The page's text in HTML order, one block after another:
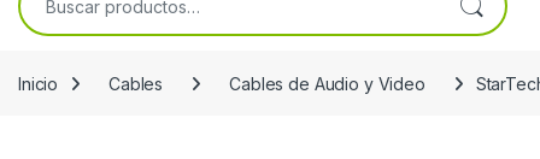
Inicio Cables Cables de Audio y Video